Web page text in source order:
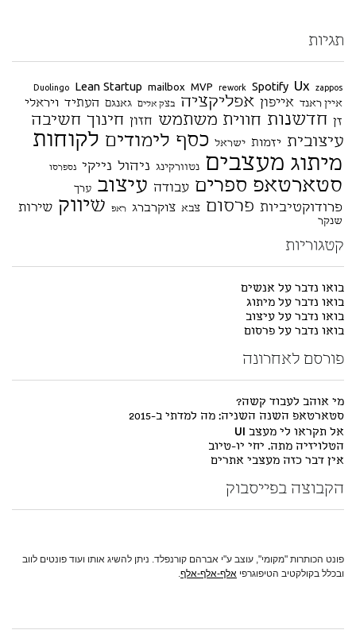
תגיות
Duolingo Lean Startup mailbox MVP rework Spotify Ux zappos
איין ראנד אייפון אפליקציה בצק אלים גאנגם העתיד ויראלי
זן חדשנות חווית משתמש חזון חינוך חשיבה
עיצובית יזמות ישראל כסף לימודים לקוחות
מיתוג מעצבים נטוורקינג ניהול נייקי נספרסו
סטארטאפ ספרים עבודה עיצוב ערך
פרודוקטיביות פרסום צבא צוקרברג ראפ שיווק שירות
שנקר
קטגוריות
בואו נדבר על אנשים
בואו נדבר על מיתוג
בואו נדבר על עיצוב
בואו נדבר על פרסום
פורסם לאחרונה
מי אוהב לעבוד קשה?
סטארטאפ השנה השניה: מה למדתי ב-2015
אל תקראו לי מעצב UI
הטלויזיה מתה. יחי יו-טיוב
אין דבר כזה מעצבי אתרים
הקבוצה בפייסבוק
פונט הכותרות "מקומי", עוצב ע"י אברהם קורנפלד. ניתן להשיג אותו ועוד פונטים לווב
ובכלל בקולקטיב הטיפוגרפי אלף-אלף-אלף.